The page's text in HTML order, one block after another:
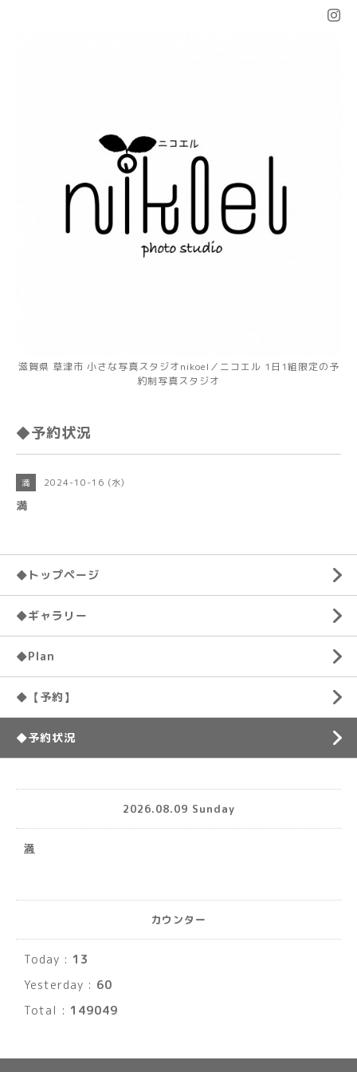
滋賀県 草津市 小さな写真スタジオnikoel／ニコエル 1日1組限定の予
約制写真スタジオ
◆予約状況
満 2024-10-16 (水)
満
◆トップページ
◆ギャラリー
◆Plan
◆【予約】
◆予約状況
2026.08.09 Sunday
満
カウンター
Today : 13
Yesterday : 60
Total : 149049